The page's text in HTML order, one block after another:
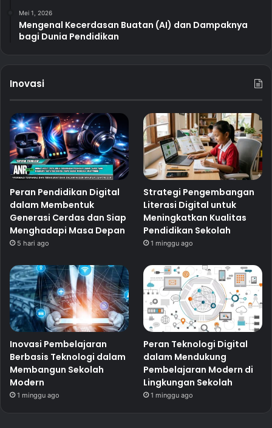
Mei 1, 2026
Mengenal Kecerdasan Buatan (AI) dan Dampaknya
bagi Dunia Pendidikan
Inovasi
Peran Pendidikan Digital
dalam Membentuk
Generasi Cerdas dan Siap
Menghadapi Masa Depan
5 hari ago
Strategi Pengembangan
Literasi Digital untuk
Meningkatkan Kualitas
Pendidikan Sekolah
1 minggu ago
Inovasi Pembelajaran
Berbasis Teknologi dalam
Membangun Sekolah
Modern
1 minggu ago
Peran Teknologi Digital
dalam Mendukung
Pembelajaran Modern di
Lingkungan Sekolah
1 minggu ago